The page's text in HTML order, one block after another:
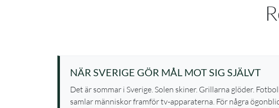
NÄR SVERIGE GÖR MÅL MOT SIG SJÄLVT
Det är sommar i Sverige. Solen skiner. Grillarna glöder.
samlar människor framför tv-apparaterna. För några